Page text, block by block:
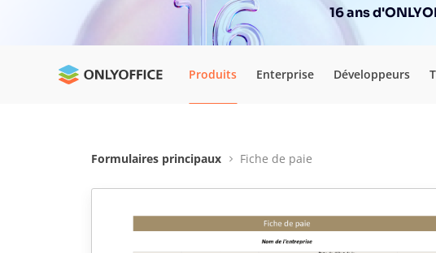
16 ans
Produits Enterprise Développeurs
Formulaires principaux Fiche de paie